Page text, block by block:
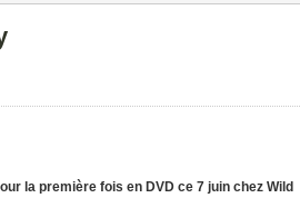
la première fois en DVD ce 7 juin chez Wild